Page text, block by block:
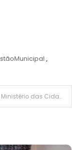
,
BNDES e Ministério das Cidades foram à China e à Alemanha com R$ 3,73 bilhões na mesa para convencer montadoras de ônibus elétricos a abrir fábricas no Brasil e a garantia de compra pública é o principal argumento para atrair a produção nacional